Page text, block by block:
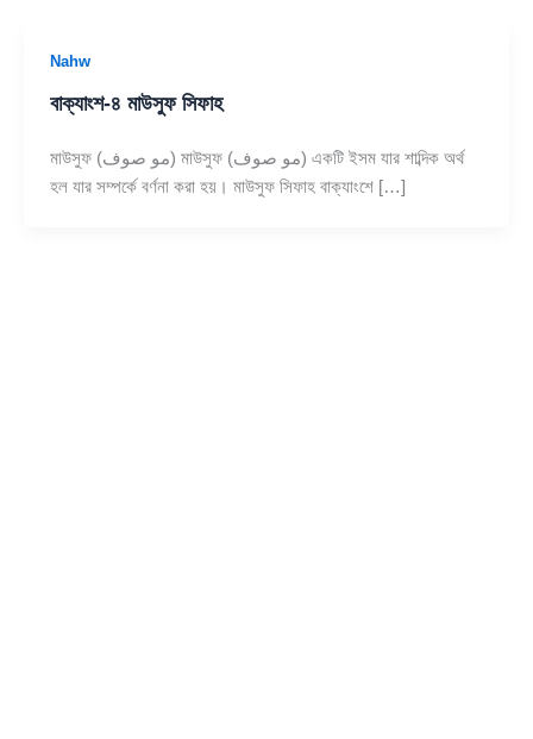
Nahw
বাক্যাংশ-৪ মাউসুফ সিফাহ
মাউসুফ (مو صوف) মাউসুফ (مو صوف) একটি ইসম যার শাব্দিক অর্থ
হল যার সম্পর্কে বর্ণনা করা হয়। মাউসুফ সিফাহ বাক্যাংশে […]